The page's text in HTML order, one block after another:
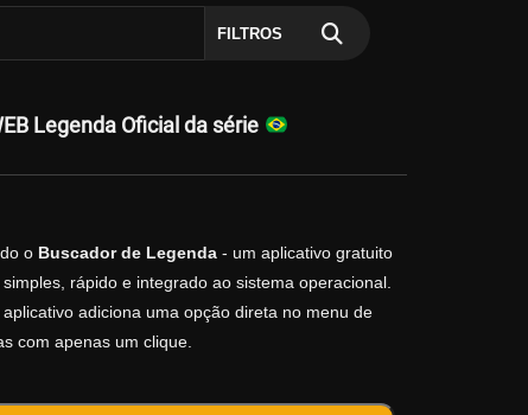
FILTROS
Legenda Oficial da série
o Buscador de Legenda- um aplicativo gratuito
rápido e integrado ao sistema operacional.
adiciona uma opção direta no menu de
com apenas um clique.